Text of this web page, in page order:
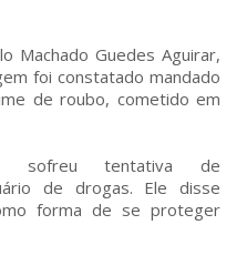
Machado Guedes Aguirar,
foi constatado mandado
de roubo, cometido em
sofreu tentativa de
de drogas. Ele disse
forma de se proteger